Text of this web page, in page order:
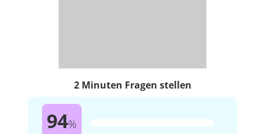
2 Minuten Fragen stellen
94%